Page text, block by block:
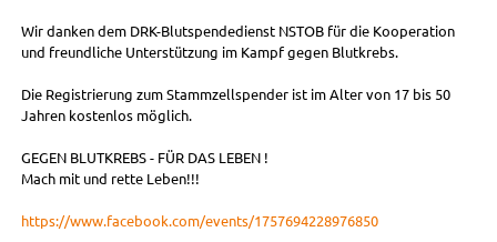
Wir danken dem DRK-Blutspendedienst NSTOB für die Kooperation
und freundliche Unterstützung im Kampf gegen Blutkrebs.
Die Registrierung zum Stammzellspender ist im Alter von 17 bis 50
Jahren kostenlos möglich.
GEGEN BLUTKREBS - FÜR DAS LEBEN !
Mach mit und rette Leben!!!
https://www.facebook.com/events/1757694228976850